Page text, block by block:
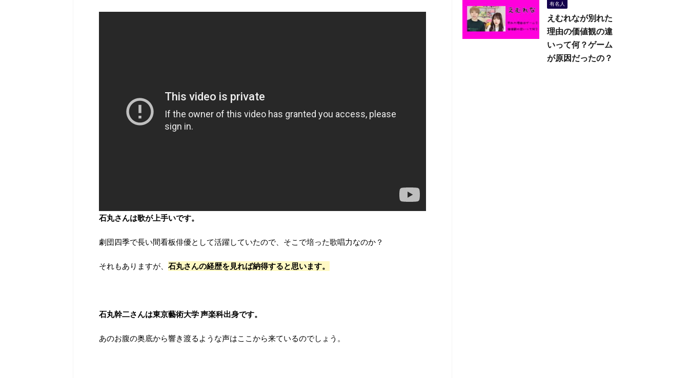
石丸さんは歌が上手いです。
劇団四季で長い間看板俳優として活躍していたので、そこで培った歌唱力なのか？
それもありますが、 石丸さんの経歴を見れば納得すると思います。
石丸幹二さんは東京藝術大学 声楽科出身です。
あのお腹の奥底から響き渡るような声はここから来ているのでしょう。
有名人
えむれなが別れた
理由の価値観の違
いって何？ゲーム
が原因だったの？